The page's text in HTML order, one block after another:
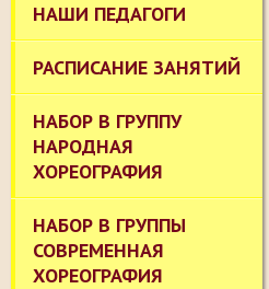
НАШИ ПЕДАГОГИ
РАСПИСАНИЕ ЗАНЯТИЙ
НАБОР В ГРУППУ
НАРОДНАЯ
ХОРЕОГРАФИЯ
НАБОР В ГРУППЫ
СОВРЕМЕННАЯ
ХОРЕОГРАФИЯ